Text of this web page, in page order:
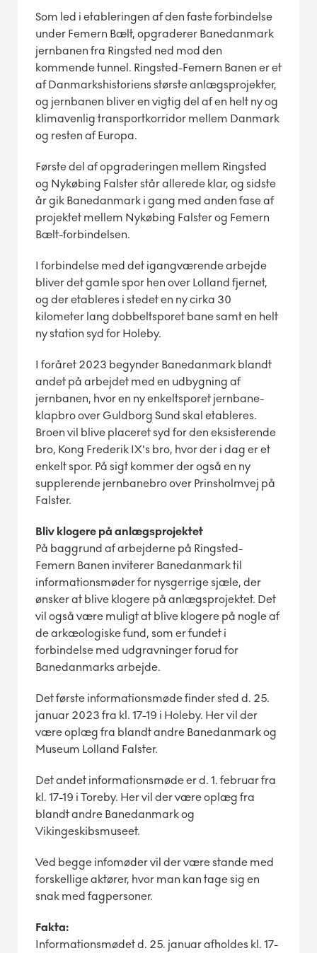
Som led i etableringen af den faste forbindelse
under Femern Bælt, opgraderer Banedanmark
jernbanen fra Ringsted ned mod den
kommende tunnel. Ringsted-Femern Banen er et
af Danmarkshistoriens største anlægsprojekter,
og jernbanen bliver en vigtig del af en helt ny og
klimavenlig transportkorridor mellem Danmark
og resten af Europa.
Første del af opgraderingen mellem Ringsted
og Nykøbing Falster står allerede klar, og sidste
år gik Banedanmark i gang med anden fase af
projektet mellem Nykøbing Falster og Femern
Bælt-forbindelsen.
I forbindelse med det igangværende arbejde
bliver det gamle spor hen over Lolland fjernet,
og der etableres i stedet en ny cirka 30
kilometer lang dobbeltsporet bane samt en helt
ny station syd for Holeby.
I foråret 2023 begynder Banedanmark blandt
andet på arbejdet med en udbygning af
jernbanen, hvor en ny enkeltsporet jernbane-
klapbro over Guldborg Sund skal etableres.
Broen vil blive placeret syd for den eksisterende
bro, Kong Frederik IX's bro, hvor der i dag er et
enkelt spor. På sigt kommer der også en ny
supplerende jernbanebro over Prinsholmvej på
Falster.
Bliv klogere på anlægsprojektet
På baggrund af arbejderne på Ringsted-
Femern Banen inviterer Banedanmark til
informationsmøder for nysgerrige sjæle, der
ønsker at blive klogere på anlægsprojektet. Det
vil også være muligt at blive klogere på nogle af
de arkæologiske fund, som er fundet i
forbindelse med udgravninger forud for
Banedanmarks arbejde.
Det første informationsmøde finder sted d. 25.
januar 2023 fra kl. 17-19 i Holeby. Her vil der
være oplæg fra blandt andre Banedanmark og
Museum Lolland Falster.
Det andet informationsmøde er d. 1. februar fra
kl. 17-19 i Toreby. Her vil der være oplæg fra
blandt andre Banedanmark og
Vikingeskibsmuseet.
Ved begge infomøder vil der være stande med
forskellige aktører, hvor man kan tage sig en
snak med fagpersoner.
Fakta:
Informationsmødet d. 25. januar afholdes kl. 17-